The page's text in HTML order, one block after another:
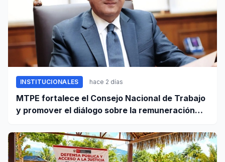
INSTITUCIONALES hace 2 días
MTPE fortalece el Consejo Nacional de Trabajo
y promover el diálogo sobre la remuneración